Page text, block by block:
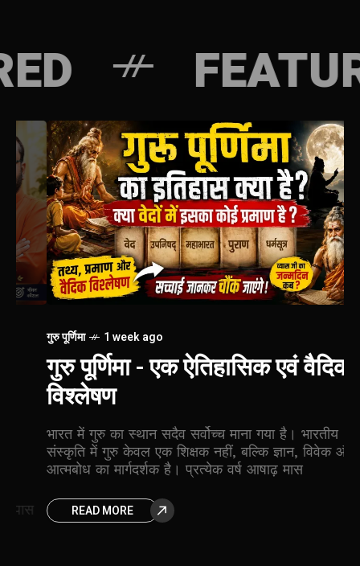
FEATURED
गुरु पूर्णिमा 1 week ago
गुरु पूर्णिमा - एक ऐतिहासिक एवं वैदिक
विश्लेषण
भारत में गुरु का स्थान सदैव सर्वोच्च माना गया है। भारतीय
संस्कृति में गुरु केवल एक शिक्षक नहीं, बल्कि ज्ञान, विवेक और
आत्मबोध का मार्गदर्शक है। प्रत्येक वर्ष आषाढ़ मास
READ MORE